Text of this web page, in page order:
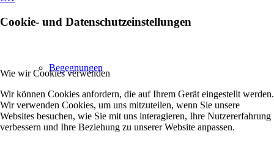
Begegnungen
Cookie- und Datenschutzeinstellungen
Wie wir Cookies verwenden
Wir können Cookies anfordern, die auf Ihrem Gerät eingestellt werden.
Wir verwenden Cookies, um uns mitzuteilen, wenn Sie unsere
Websites besuchen, wie Sie mit uns interagieren, Ihre Nutzererfahrung
verbessern und Ihre Beziehung zu unserer Website anpassen.